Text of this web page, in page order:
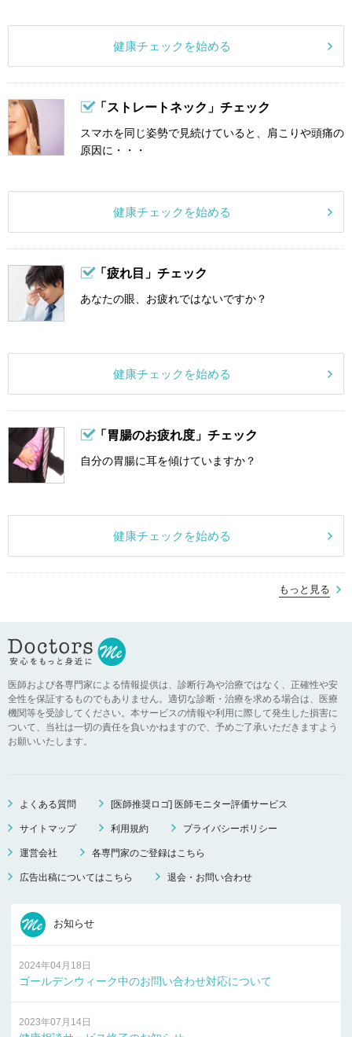
健康チェックを始める
「ストレートネック」チェック
スマホを同じ姿勢で見続けていると、肩こりや頭痛の
原因に・・・
健康チェックを始める
「疲れ目」チェック
あなたの眼、お疲れではないですか？
健康チェックを始める
「胃腸のお疲れ度」チェック
自分の胃腸に耳を傾けていますか？
健康チェックを始める
もっと見る
医師および各専門家による情報提供は、診断行為や治療ではなく、正確性や安
全性を保証するものでもありません。適切な診断・治療を求める場合は、医療
機関等を受診してください。本サービスの情報や利用に際して発生した損害に
ついて、当社は一切の責任を負いかねますので、予めご了承いただきますよう
お願いいたします。
よくある質問 [医師推奨ロゴ] 医師モニター評価サービス
サイトマップ 利用規約 プライバシーポリシー
運営会社 各専門家のご登録はこちら
広告出稿についてはこちら 退会・お問い合わせ
お知らせ
2024年04月18日
ゴールデンウィーク中のお問い合わせ対応について
2023年07月14日